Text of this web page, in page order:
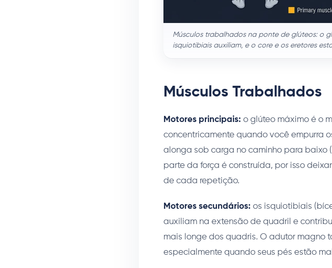
Músculos trabalhados na ponte de glúteos: o
isquiotibiais auxiliam, e o core e os eretores
Músculos Trabalhados
Motores principais: o glúteo máximo é o
concentricamente quando você empurra
alonga sob carga no caminho para baixo
parte da força é construída, por isso
de cada repetição.
Motores secundários: os isquiotibiais
auxiliam na extensão de quadril e
mais longe dos quadris. O adutor magno
especialmente quando seus pés estão